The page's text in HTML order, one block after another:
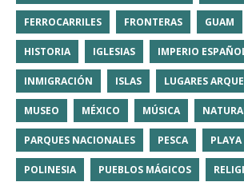
FERROCARRILES FRONTERAS GUAM
HISTORIA IGLESIAS IMPERIO
INMIGRACIÓN ISLAS LUGARES
MUSEO MÉXICO MÚSICA
PARQUES NACIONALES PESCA PLAYA
POLINESIA PUEBLOS MÁGICOS